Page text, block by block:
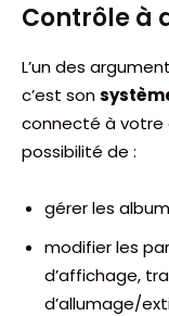
Contrôle à
L’un des
c’est son
connecté à votre
possibilité de :
gérer les
modifier les
d’affichage,
d’allumage/